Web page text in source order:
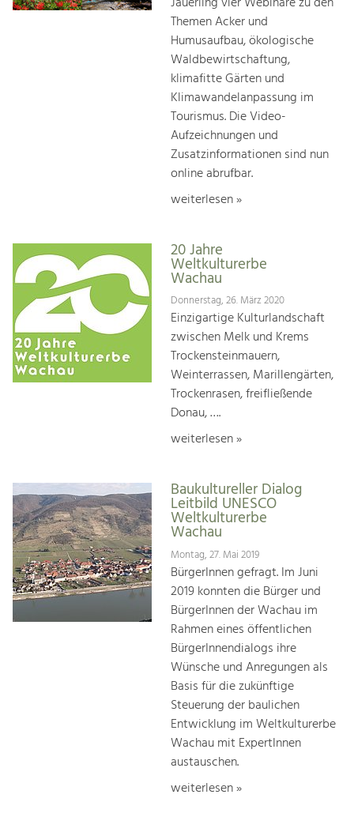
Themen Acker und
Humusaufbau, ökologische
Waldbewirtschaftung,
klimafitte Gärten und
Klimawandelanpassung im
Tourismus. Die Video-
Aufzeichnungen und
Zusatzinformationen sind nun
online abrufbar.
weiterlesen »
20 Jahre
Weltkulturerbe
Wachau
Donnerstag, 26. März 2020
Einzigartige Kulturlandschaft
zwischen Melk und Krems
Trockensteinmauern,
Weinterrassen, Marillengärten,
Trockenrasen, freifließende
Donau, ….
weiterlesen »
Baukultureller Dialog
Leitbild UNESCO
Weltkulturerbe
Wachau
Montag, 27. Mai 2019
BürgerInnen gefragt. Im Juni
2019 konnten die Bürger und
BürgerInnen der Wachau im
Rahmen eines öffentlichen
BürgerInnendialogs ihre
Wünsche und Anregungen als
Basis für die zukünftige
Steuerung der baulichen
Entwicklung im Weltkulturerbe
Wachau mit ExpertInnen
austauschen.
weiterlesen »